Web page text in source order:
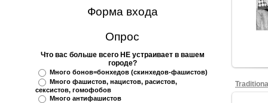
Форма входа
Опрос
Что вас больше всего НЕ устраивает в вашем
городе?
Много бонов=бонхедов (скинхедов-фашистов)
Много фашистов, нацистов, расистов,
сексистов, гомофобов
Много антифашистов